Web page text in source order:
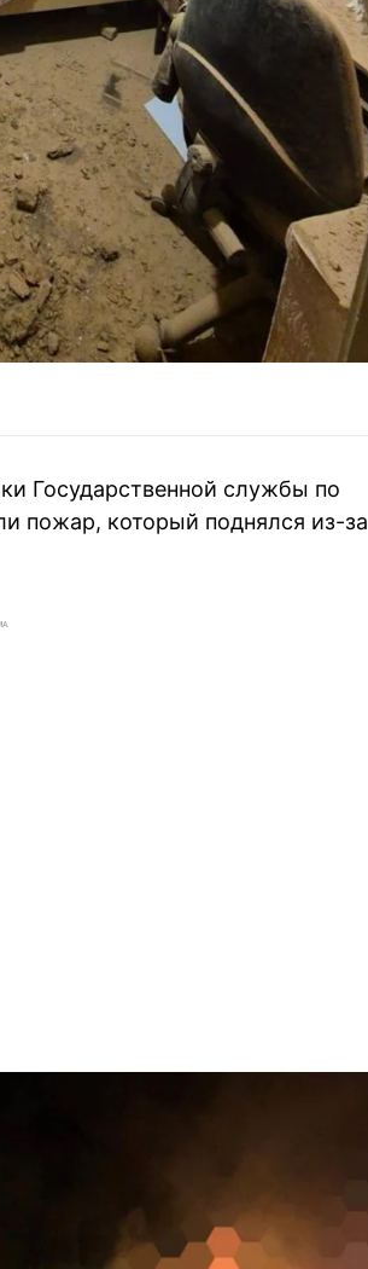
Государственной службы по
пожар, который поднялся из-за